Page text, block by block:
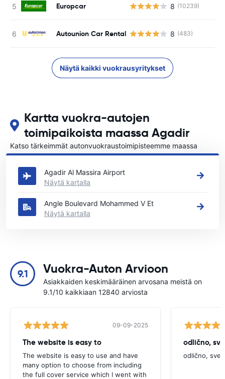
Europcar 8 (10239)
Autounion Car Rental 8 (483)
Näytä kaikki vuokrausyritykset
Kartta vuokra-autojen
toimipaikoista maassa Agadir
Katso tärkeimmät autonvuokraustoimipisteemme maassa
Agadir
Agadir Al Massira Airport
Näytä kartalla
Angle Boulevard Mohammed V Et
Näytä kartalla
9.1 Vuokra-Auton Arvioon
Asiakkaiden keskimääräinen arvosana meistä on
9.1/10 kaikkiaan 12840 arviosta
09-09-2025
The website is easy to
The website is easy to use and have
many option to choose from including
the full cover service which I went with
odlično,
odlično, sve